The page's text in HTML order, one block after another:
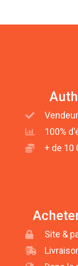
100%
+ de 10
Site &